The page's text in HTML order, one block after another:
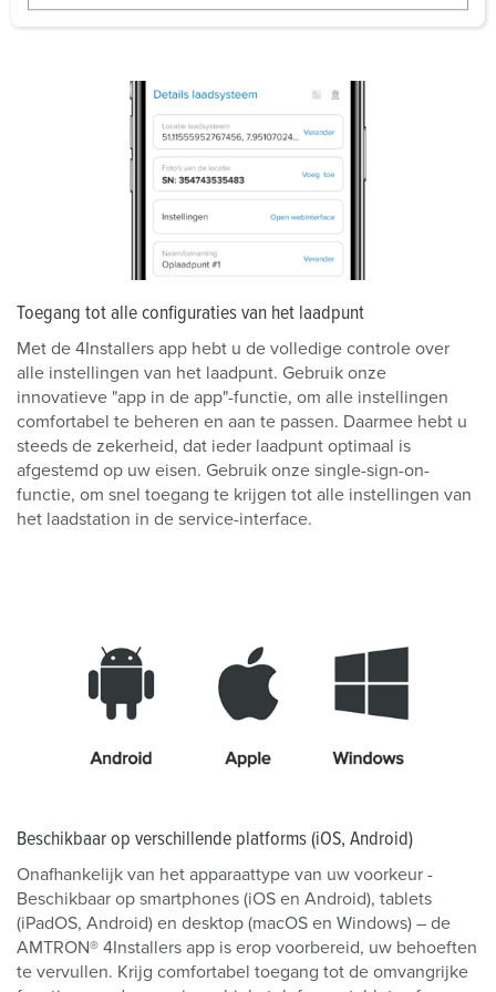
w
Toegang tot alle configuraties van het laadpunt
Met de 4Installers app hebt u de volledige controle over
alle instellingen van het laadpunt. Gebruik onze
innovatieve "app in de app"-functie, om alle instellingen
comfortabel te beheren en aan te passen. Daarmee hebt u
steeds de zekerheid, dat ieder laadpunt optimaal is
afgestemd op uw eisen. Gebruik onze single-sign-on-
functie, om snel toegang te krijgen tot alle instellingen van
het laadstation in de service-interface.
Beschikbaar op verschillende platforms (iOS, Android)
Onafhankelijk van het apparaattype van uw voorkeur -
Beschikbaar op smartphones (iOS en Android), tablets
(iPadOS, Android) en desktop (macOS en Windows) – de
AMTRON® 4Installers app is erop voorbereid, uw behoeften
te vervullen. Krijg comfortabel toegang tot de omvangrijke